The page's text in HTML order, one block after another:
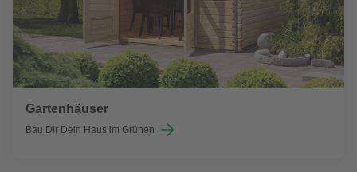
Gartenhäuser
Bau Dir Dein Haus im Grünen